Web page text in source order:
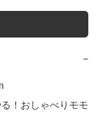
−
！おしゃべりモモ